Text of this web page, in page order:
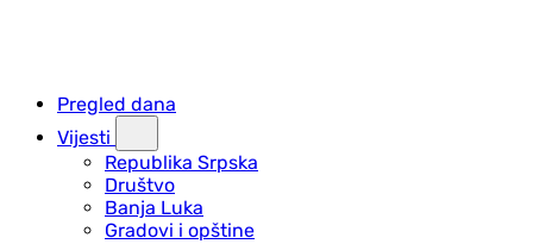
Pregled dana
Vijesti
Republika Srpska
Društvo
Banja Luka
Gradovi i opštine